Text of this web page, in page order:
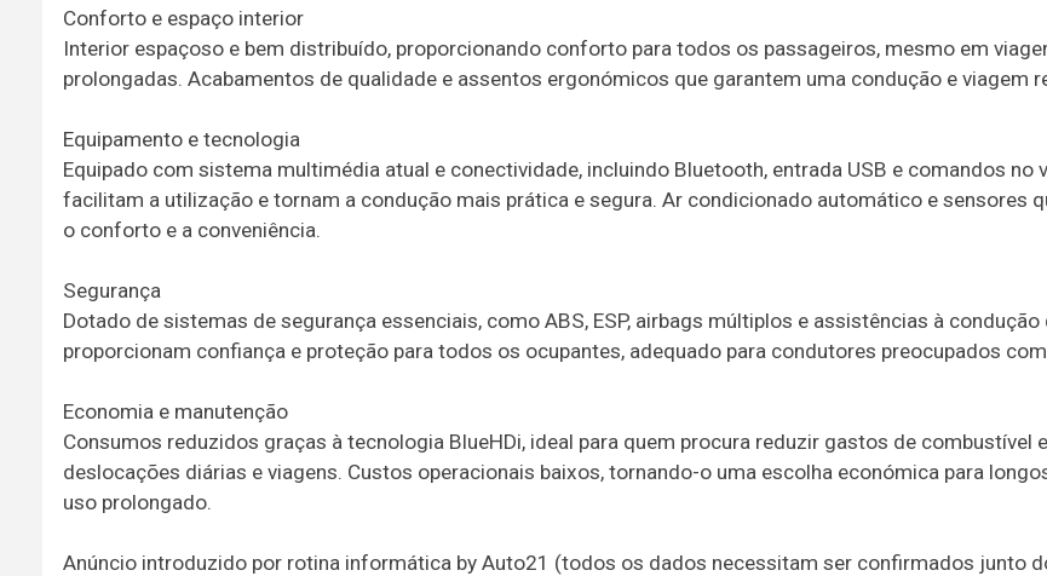
Conforto e espaço interior
Interior espaçoso e bem distribuído, proporcionando conforto para todos os passageiros, mesmo em
prolongadas. Acabamentos de qualidade e assentos ergonómicos que garantem uma condução e viagem
Equipamento e tecnologia
Equipado com sistema multimédia atual e conectividade, incluindo Bluetooth, entrada USB e comandos no
facilitam a utilização e tornam a condução mais prática e segura. Ar condicionado automático e sensores
o conforto e a conveniência.
Segurança
Dotado de sistemas de segurança essenciais, como ABS, ESP, airbags múltiplos e assistências à condução
proporcionam confiança e proteção para todos os ocupantes, adequado para condutores preocupados
Economia e manutenção
Consumos reduzidos graças à tecnologia BlueHDi, ideal para quem procura reduzir gastos de combustível
deslocações diárias e viagens. Custos operacionais baixos, tornando-o uma escolha económica para
uso prolongado.
Anúncio introduzido por rotina informática by Auto21 (todos os dados necessitam ser confirmados junto